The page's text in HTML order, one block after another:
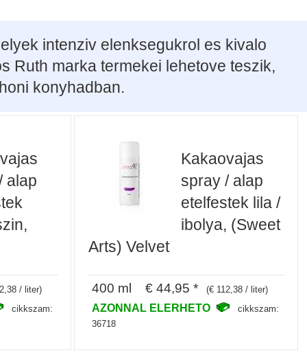
intenziv elenksegukrol es kivalo
Ruth marka termekei lehetove teszik,
konyhadban.
alap
/ liter)
cikkszam:
Kakaovajas
spray / alap
etelfestek lila /
ibolya, (Sweet
Arts) Velvet
400 ml € 44,95 * (€ 112,38 / liter)
AZONNAL ELERHETO
cikkszam:
36718